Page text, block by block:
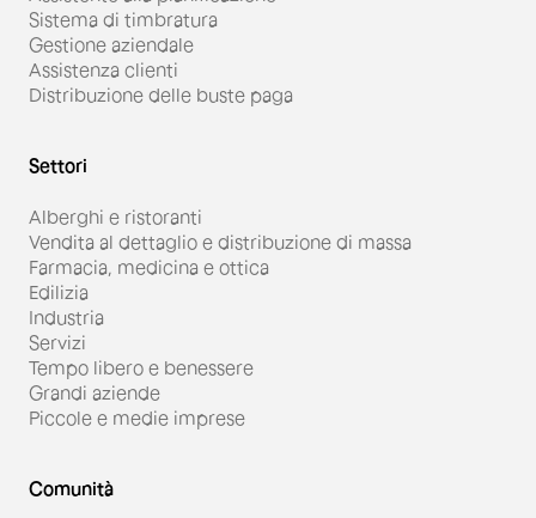
Sistema di timbratura
Gestione aziendale
Assistenza clienti
Distribuzione delle buste paga
Settori
Alberghi e ristoranti
Vendita al dettaglio e distribuzione di massa
Farmacia, medicina e ottica
Edilizia
Industria
Servizi
Tempo libero e benessere
Grandi aziende
Piccole e medie imprese
Comunità